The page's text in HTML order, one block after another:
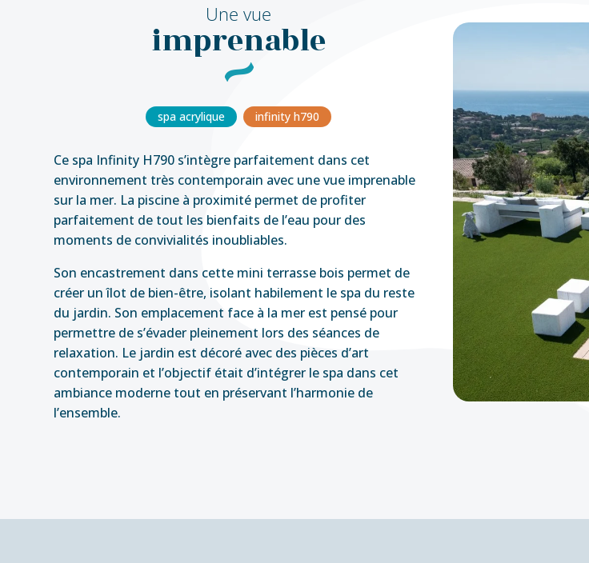
Une vue
imprenable
spa acrylique infinity h790
Ce spa Infinity H790 s’intègre parfaitement dans cet
environnement très contemporain avec une vue imprenable
sur la mer. La piscine à proximité permet de profiter
parfaitement de tout les bienfaits de l’eau pour des
moments de convivialités inoubliables.
Son encastrement dans cette mini terrasse bois permet de
créer un îlot de bien-être, isolant habilement le spa du reste
du jardin. Son emplacement face à la mer est pensé pour
permettre de s’évader pleinement lors des séances de
relaxation. Le jardin est décoré avec des pièces d’art
contemporain et l’objectif était d’intégrer le spa dans cet
ambiance moderne tout en préservant l’harmonie de
l’ensemble.